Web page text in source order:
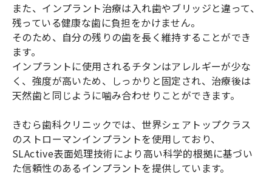
また、インプラント治療は入れ歯やブリッジと違って、
残っている健康な歯に負担をかけません。
そのため、自分の残りの歯を長く維持することができ
ます。
インプラントに使用されるチタンはアレルギーが少な
く、強度が高いため、しっかりと固定され、治療後は
天然歯と同じように噛み合わせりことができます。
きむら歯科クリニックでは、世界シェアトップクラス
のストローマンインプラントを使用しており、
SLActive表面処理技術により高い科学的根拠に基づい
た信頼性のあるインプラントを提供しています。